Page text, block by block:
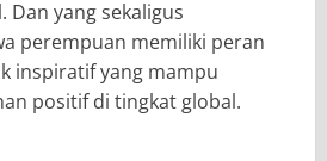
Dan yang sekaligus
perempuan memiliki peran
inspiratif yang mampu
positif di tingkat global.